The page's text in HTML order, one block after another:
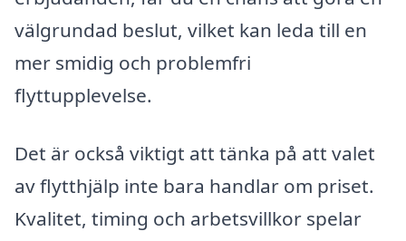
välgrundad beslut, vilket kan leda till en
mer smidig och problemfri
flyttupplevelse.
Det är också viktigt att tänka på att valet
av flytthjälp inte bara handlar om priset.
Kvalitet, timing och arbetsvillkor spelar